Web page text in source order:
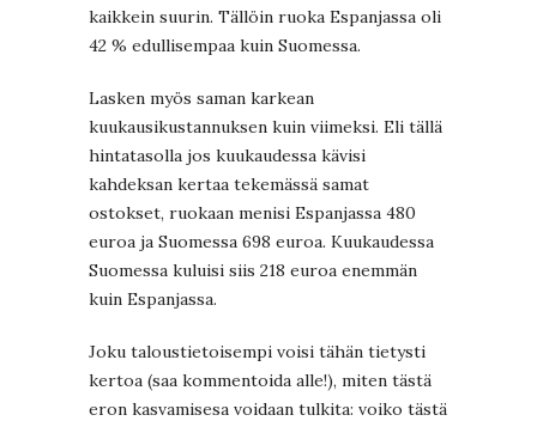
kaikkein suurin. Tällöin ruoka Espanjassa oli
42 % edullisempaa kuin Suomessa.
Lasken myös saman karkean
kuukausikustannuksen kuin viimeksi. Eli tällä
hintatasolla jos kuukaudessa kävisi
kahdeksan kertaa tekemässä samat
ostokset, ruokaan menisi Espanjassa 480
euroa ja Suomessa 698 euroa. Kuukaudessa
Suomessa kuluisi siis 218 euroa enemmän
kuin Espanjassa.
Joku taloustietoisempi voisi tähän tietysti
kertoa (saa kommentoida alle!), miten tästä
eron kasvamisesa voidaan tulkita: voiko tästä